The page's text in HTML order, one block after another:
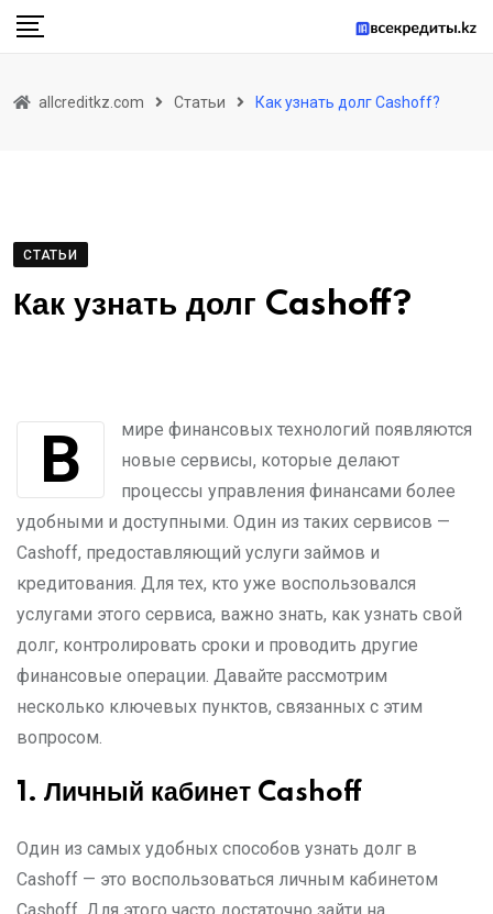
Skip
allcreditkz.com Статьи Как узнать долг Cashoff?
СТАТЬИ
Как узнать долг Cashoff?
В мире финансовых технологий появляются
новые сервисы, которые делают
процессы управления финансами более
удобными и доступными. Один из таких сервисов —
Cashoff, предоставляющий услуги займов и
кредитования. Для тех, кто уже воспользовался
услугами этого сервиса, важно знать, как узнать свой
долг, контролировать сроки и проводить другие
финансовые операции. Давайте рассмотрим
несколько ключевых пунктов, связанных с этим
вопросом.
1. Личный кабинет Cashoff
Один из самых удобных способов узнать долг в
Cashoff — это воспользоваться личным кабинетом